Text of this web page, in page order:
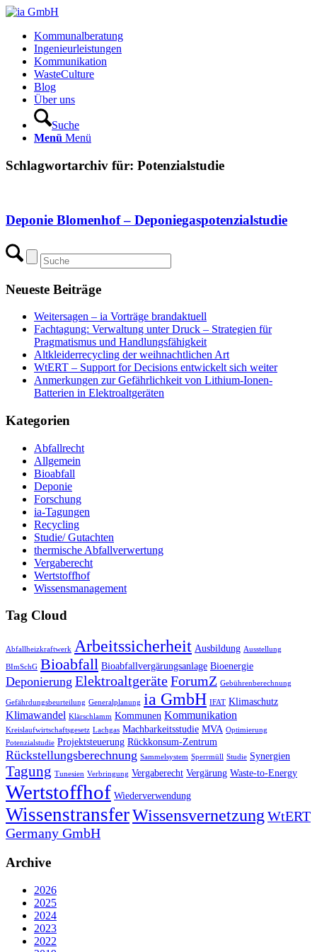
Kommunalberatung
Ingenieurleistungen
Kommunikation
WasteCulture
Blog
Über uns
Suche
Menü Menü
Schlagwortarchiv für: Potenzialstudie
Deponie Blomenhof – Deponiegaspotenzialstudie
Neueste Beiträge
Weitersagen – ia Vorträge brandaktuell
Fachtagung: Verwaltung unter Druck – Strategien für
Pragmatismus und Handlungsfähigkeit
Altkleiderrecycling der weihnachtlichen Art
WtERT – Support for Decisions entwickelt sich weiter
Anmerkungen zur Gefährlichkeit von Lithium-Ionen-
Batterien in Elektroaltgeräten
Kategorien
Abfallrecht
Allgemein
Bioabfall
Deponie
Forschung
ia-Tagungen
Recycling
Studie/ Gutachten
thermische Abfallverwertung
Vergaberecht
Wertstoffhof
Wissensmanagement
Tag Cloud
Abfallheizkraftwerk Arbeitssicherheit Ausbildung Ausstellung
BImSchG Bioabfall Bioabfallvergärungsanlage Bioenergie
Deponierung ElektroaltgeräteForumZ Gebührenberechnung
Gefährdungsbeurteilung Generalplanung ia GmbH IFAT Klimaschutz
Klimawandel Klärschlamm Kommunen Kommunikation
Kreislaufwirtschaftsgesetz Lachgas Machbarkeitsstudie MVA Optimierung
Potenzialstudie Projektsteuerung Rückkonsum-Zentrum
Rückstellungsberechnung Sammelsystem Sperrmüll Studie Synergien
Tagung Tunesien Verbringung Vergaberecht Vergärung Waste-to-Energy
Wertstoffhof Wiederverwendung
WissenstransferWissensvernetzung WtERT
Germany GmbH
Archive
2026
2025
2024
2023
2022